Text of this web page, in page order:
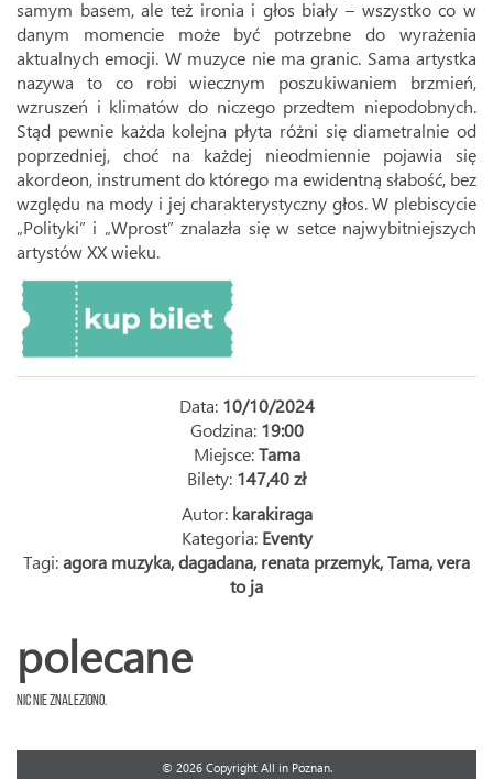
samym basem, ale też ironia i głos biały – wszystko co w
danym momencie może być potrzebne do wyrażenia
aktualnych emocji. W muzyce nie ma granic. Sama artystka
nazywa to co robi wiecznym poszukiwaniem brzmień,
wzruszeń i klimatów do niczego przedtem niepodobnych.
Stąd pewnie każda kolejna płyta różni się diametralnie od
poprzedniej, choć na każdej nieodmiennie pojawia się
akordeon, instrument do którego ma ewidentną słabość, bez
względu na mody i jej charakterystyczny głos. W plebiscycie
„Polityki” i „Wprost” znalazła się w setce najwybitniejszych
artystów XX wieku.
Data: 10/10/2024
Godzina: 19:00
Miejsce:Tama
Bilety: 147,40 zł
Autor: karakiraga
Kategoria: Eventy
Tagi:agora muzyka,dagadana, renata przemyk,Tama,vera
to ja
polecane
Nic nie znaleziono.
© 2026 Copyright All in Poznan.